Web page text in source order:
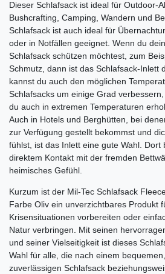
Dieser Schlafsack ist ideal für Outdoor-
Bushcrafting, Camping, Wandern und
Schlafsack ist auch ideal für
oder in Notfällen geeignet. Wenn du
Schlafsack schützen möchtest, zum
Schmutz, dann ist das Schlafsack-Inlett
kannst du auch den möglichen
Schlafsacks um einige Grad
du auch in extremen Temperaturen
Auch in Hotels und Berghütten, bei
zur Verfügung gestellt bekommst und
fühlst, ist das Inlett eine gute Wahl. Dort
direktem Kontakt mit der fremden
heimisches Gefühl.
Kurzum ist der Mil-Tec Schlafsack
Farbe Oliv ein unverzichtbares Produkt
Krisensituationen vorbereiten oder
Natur verbringen. Mit seinen
und seiner Vielseitigkeit ist dieses
Wahl für alle, die nach einem
zuverlässigen Schlafsack